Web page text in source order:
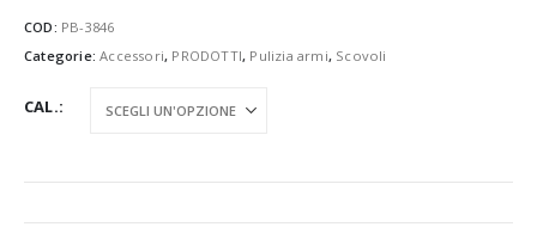
COD: PB-3846
Categorie:Accessori, PRODOTTI, Pulizia armi, Scovoli
CAL.